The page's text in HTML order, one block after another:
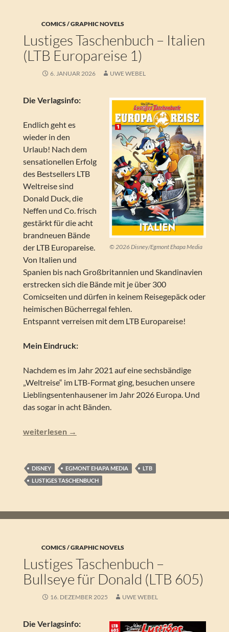
COMICS / GRAPHIC NOVELS
Lustiges Taschenbuch – Italien
(LTB Europareise 1)
6. JANUAR 2026 UWE WEBEL
© 2026 Disney/Egmont Ehapa Media
Die Verlagsinfo:
Endlich geht es
wieder in den
Urlaub! Nach dem
sensationellen Erfolg
des Bestsellers LTB
Weltreise sind
Donald Duck, die
Neffen und Co. frisch
gestärkt für die acht
brandneuen Bände
der LTB Europareise.
Von Italien und
Spanien bis nach Großbritannien und Skandinavien
erstrecken sich die Bände mit je über 300
Comicseiten und dürfen in keinem Reisegepäck oder
heimischen Bücherregal fehlen.
Entspannt verreisen mit dem LTB Europareise!
Mein Eindruck:
Nachdem es im Jahr 2021 auf eine sechsbändige
„Weltreise“ im LTB-Format ging, besuchen unsere
Lieblingsentenhausener im Jahr 2026 Europa. Und
das sogar in acht Bänden.
Lustiges Taschenbuch – Italien (LTB Europareise 1)
weiterlesen →
DISNEY EGMONT EHAPA MEDIA
LTB
LUSTIGES TASCHENBUCH
COMICS / GRAPHIC NOVELS
Lustiges Taschenbuch –
Bullseye für Donald (LTB 605)
16. DEZEMBER 2025 UWE WEBEL
Die Verlagsinfo: